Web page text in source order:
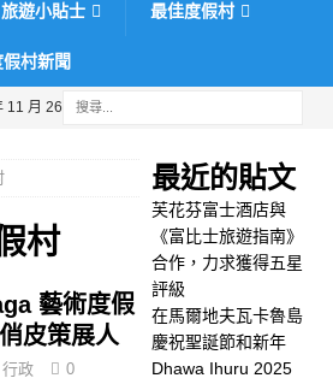
旅遊小貼士 最佳度假村
村新聞
11 月 26 日 ] 芙
作，力求獲得五
五星級飯店及度
11 月 24 日 ] 在
村
藝術度假
皮策展人
行政 0
最近的貼文
芙花芬富士酒店與
《富比士旅遊指南》
合作，力求獲得五星
評級
在馬爾地夫瓦卡魯島
慶祝聖誕節和新年
Dhawa Ihuru 2025